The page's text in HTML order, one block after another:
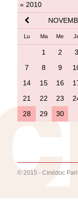
« 2010
Lu Ma Me
1 2 3
7
8 9
14
15 16
21
22 23
28
29 30
© 2015 - Cinédoc